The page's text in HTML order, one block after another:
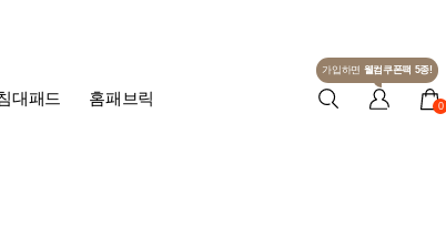
대패드 홈패브릭
가입하면 웰컴쿠폰팩 5종!
0